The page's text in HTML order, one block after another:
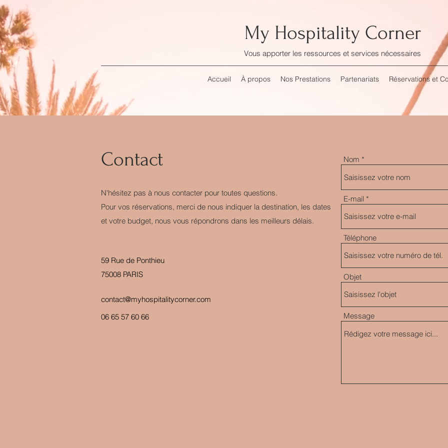
My Hospitality Corner
Vous apporter les ressources et services nécessaires
Accueil À propos Nos Prestations Partenariats Réservations et
Contact
N'hésitez pas à nous contacter pour toutes questions.
Pour vos réservations, merci de nous indiquer la destination, les dates
et votre budget, nous vous répondrons dans les meilleurs délais.
59 Rue de Ponthieu
75008 PARIS
contact@myhospitalitycorner.com
06 65 57 60 66
Nom
E-mail
Téléphone
Objet
Message